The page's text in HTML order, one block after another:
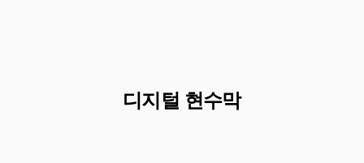
디지털 현수막